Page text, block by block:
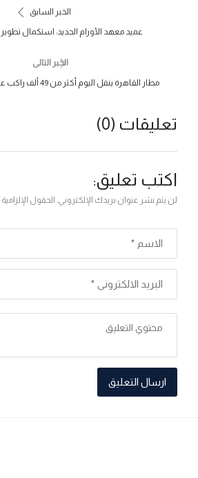
الخبر السابق
عميد معهد الأورام الجديد: استكمال
الخبر التالى
مطار القاهرة ينقل اليوم أكثر من 49 ألف راكب على متن 388 رحلة جوية
تعليقات (0)
اكتب تعليق:
لن يتم نشر عنوان بريدك الإلكتروني. الحقول